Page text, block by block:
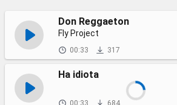
Don Reggaeton
Fly Project
00:33 317
Ha idiota
00:33 684